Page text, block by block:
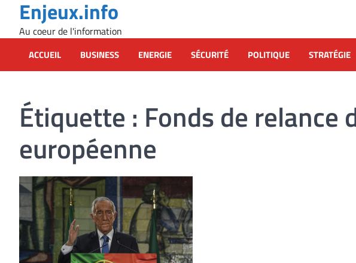
content
Enjeux.info
Au coeur de l'information
ACCUEIL BUSINESS ENERGIE SÉCURITÉ POLITIQUE STRATÉGIE
Étiquette : Fonds de relance
européenne